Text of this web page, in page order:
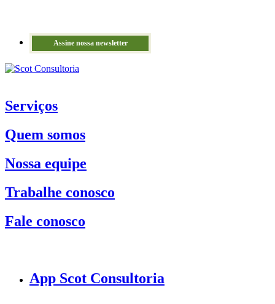
Assine nossa newsletter
Serviços
Quem somos
Nossa equipe
Trabalhe conosco
Fale conosco
App Scot Consultoria